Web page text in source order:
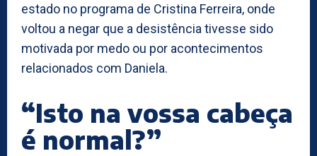
estado no programa de Cristina Ferreira, onde
voltou a negar que a desistência tivesse sido
motivada por medo ou por acontecimentos
relacionados com Daniela.
“Isto na vossa cabeça
é normal?”